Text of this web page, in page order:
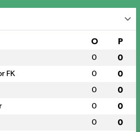
O P
0 0
FK 0 0
0 0
0 0
0 0